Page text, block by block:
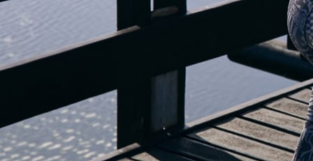
NOTRE BLOG DÉMÉNAGE...
mais venez découvrir toutes les fonctionnalités de l'appli adidas Running
vous motiveront à vous mettre à la course.
OUVRIR ADIDAS RUNNING